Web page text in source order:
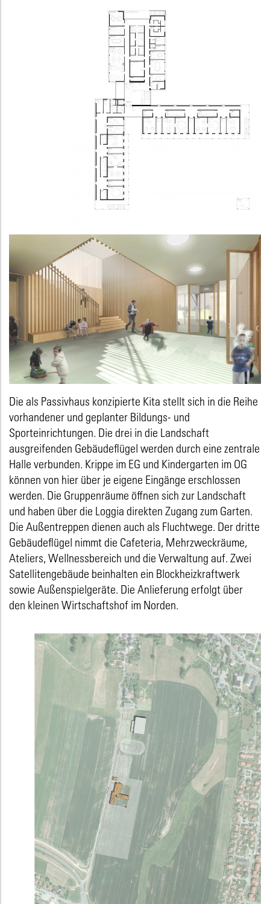
Die als Passivhaus konzipierte Kita stellt sich in die Reihe
vorhandener und geplanter Bildungs- und
Sporteinrichtungen. Die drei in die Landschaft
ausgreifenden Gebäudeflügel werden durch eine zentrale
Halle verbunden. Krippe im EG und Kindergarten im OG
können von hier über je eigene Eingänge erschlossen
werden. Die Gruppenräume öffnen sich zur Landschaft
und haben über die Loggia direkten Zugang zum Garten.
Die Außentreppen dienen auch als Fluchtwege. Der dritte
Gebäudeflügel nimmt die Cafeteria, Mehrzweckräume,
Ateliers, Wellnessbereich und die Verwaltung auf. Zwei
Satellitengebäude beinhalten ein Blockheizkraftwerk
sowie Außenspielgeräte. Die Anlieferung erfolgt über
den kleinen Wirtschaftshof im Norden.